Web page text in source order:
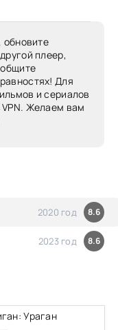
обновите
плеер,
Для
и сериалов
VPN. Желаем вам
2023 год 8.6
2020 год 8.6